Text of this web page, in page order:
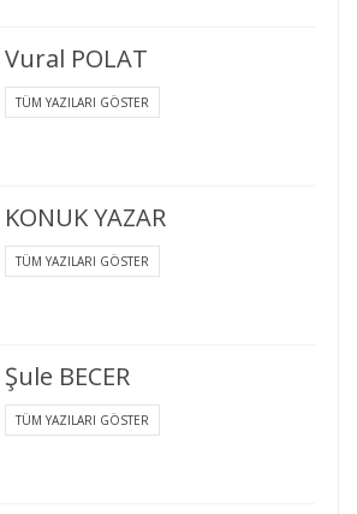
Vural POLAT
TÜM YAZILARI GÖSTER
KONUK YAZAR
TÜM YAZILARI GÖSTER
Şule BECER
TÜM YAZILARI GÖSTER